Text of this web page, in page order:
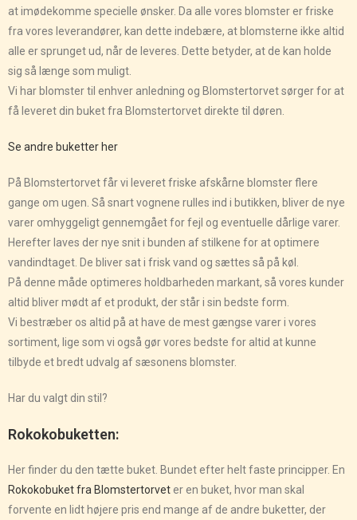
at imødekomme specielle ønsker. Da alle vores blomster er friske
fra vores leverandører, kan dette indebære, at blomsterne ikke altid
alle er sprunget ud, når de leveres. Dette betyder, at de kan holde
sig så længe som muligt.
Vi har blomster til enhver anledning og Blomstertorvet sørger for at
få leveret din buket fra Blomstertorvet direkte til døren.
Se andre buketter her
På Blomstertorvet får vi leveret friske afskårne blomster flere
gange om ugen. Så snart vognene rulles ind i butikken, bliver de nye
varer omhyggeligt gennemgået for fejl og eventuelle dårlige varer.
Herefter laves der nye snit i bunden af stilkene for at optimere
vandindtaget. De bliver sat i frisk vand og sættes så på køl.
På denne måde optimeres holdbarheden markant, så vores kunder
altid bliver mødt af et produkt, der står i sin bedste form.
Vi bestræber os altid på at have de mest gængse varer i vores
sortiment, lige som vi også gør vores bedste for altid at kunne
tilbyde et bredt udvalg af sæsonens blomster.
Har du valgt din stil?
Rokokobuketten:
Her finder du den tætte buket. Bundet efter helt faste principper. En
Rokokobuket fra Blomstertorveter en buket, hvor man skal
forvente en lidt højere pris end mange af de andre buketter, der